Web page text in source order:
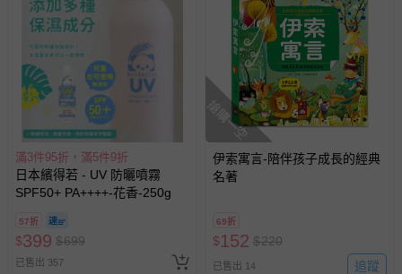
滿3件95折，滿5件9折
日本繽得若 - UV 防曬噴霧
SPF50+ PA++++-花香-250g
57折
$399 $699
已售出 357
搶購一空
伊索寓言-陪伴孩子成長的經典
名著
69折
$152 $220
已售出 14 追蹤